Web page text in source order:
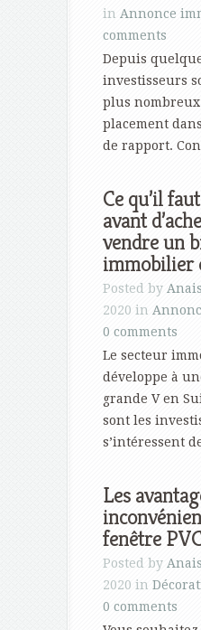
in Annonce
comments
Depuis
investisseurs
plus
placement
de rapport.
Ce qu’il
avant
vendre un
immobilier
Posted by Anais
2020 in
0 comments
Le secteur
développe à
grande V en
sont les
s’intéressent
Les
fenêtre
Posted by Anais
2020 in
0 comments